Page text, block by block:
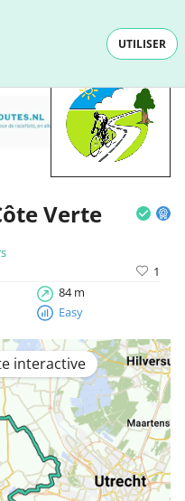
UTILISER
Verte
1
84 m
Easy
interactive